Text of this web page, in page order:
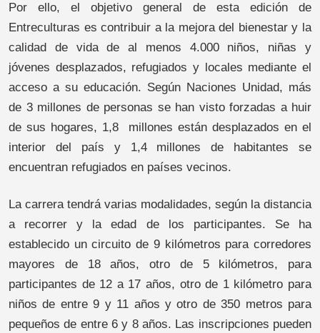
Por ello, el objetivo general de esta edición de
Entreculturas es contribuir a la mejora del bienestar y la
calidad de vida de al menos 4.000 niños, niñas y
jóvenes desplazados, refugiados y locales mediante el
acceso a su educación. Según Naciones Unidad, más
de 3 millones de personas se han visto forzadas a huir
de sus hogares, 1,8 millones están desplazados en el
interior del país y 1,4 millones de habitantes se
encuentran refugiados en países vecinos.
La carrera tendrá varias modalidades, según la distancia
a recorrer y la edad de los participantes. Se ha
establecido un circuito de 9 kilómetros para corredores
mayores de 18 años, otro de 5 kilómetros, para
participantes de 12 a 17 años, otro de 1 kilómetro para
niños de entre 9 y 11 años y otro de 350 metros para
pequeños de entre 6 y 8 años. Las inscripciones pueden